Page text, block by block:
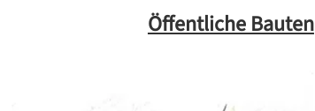
Öffentliche Bauten